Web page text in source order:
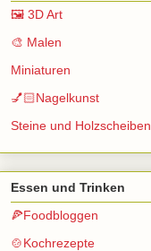
🖼️ 3D Art
🎨 Malen
Miniaturen
💅🏻Nagelkunst
Steine und Holzscheiben
Essen und Trinken
🍕Foodbloggen
🍲Kochrezepte